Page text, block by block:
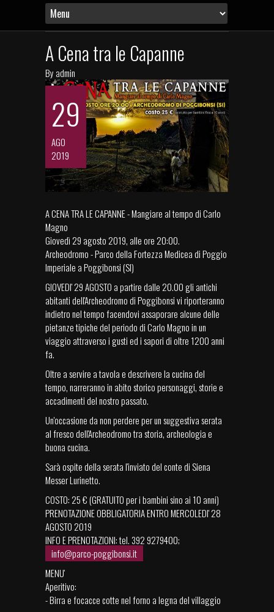
A Cena tra le Capanne
By admin
29
AGO
2019
A CENA TRA LE CAPANNE - Mangiare al tempo di Carlo
Magno
Giovedì 29 agosto 2019, alle ore 20:00.
Archeodromo - Parco della Fortezza Medicea di Poggio
Imperiale a Poggibonsi (SI)
GIOVEDI' 29 AGOSTO a partire dalle 20.00 gli antichi
abitanti dell'Archeodromo di Poggibonsi vi riporteranno
indietro nel tempo facendovi assaporare alcune delle
pietanze tipiche del periodo di Carlo Magno in un
viaggio attraverso i gusti ed i sapori di oltre 1200 anni
fa.
Oltre a servire a tavola e descrivere la cucina del
tempo, narreranno in abito storico personaggi, storie e
accadimenti del nostro passato.
Un'occasione da non perdere per un suggestiva serata
al fresco dell'Archeodromo tra storia, archeologia e
buona cucina.
Sarà ospite della serata l'inviato del conte di Siena
Messer Lurinetto.
COSTO: 25 € (GRATUITO per i bambini sino ai 10 anni)
PRENOTAZIONE OBBLIGATORIA ENTRO MERCOLEDI' 28
AGOSTO 2019
INFO E PRENOTAZIONI: tel. 392 9279400;
info@parco-poggibonsi.it
MENU'
Aperitivo:
- Birra e focacce cotte nel forno a legna del villaggio